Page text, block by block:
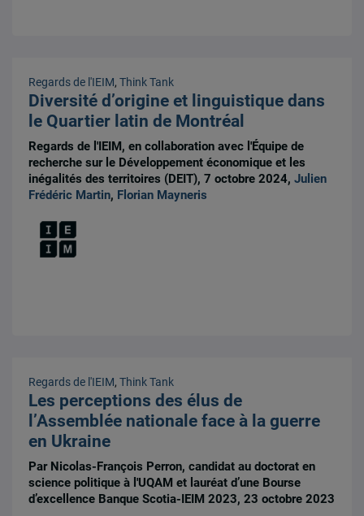
Regards de l'IEIM,Think Tank
Diversité d’origine et linguistique dans
le Quartier latin de Montréal
Regards de l'IEIM, en collaboration avec l'Équipe de
recherche sur le Développement économique et les
inégalités des territoires (DEIT), 7 octobre 2024,Julien
Frédéric Martin, Florian Mayneris
Regards de l'IEIM,Think Tank
Les perceptions des élus de
l’Assemblée nationale face à la guerre
en Ukraine
Par Nicolas-François Perron, candidat au doctorat en
science politique à l'UQAM et lauréat d’une Bourse
d’excellence Banque Scotia-IEIM 2023, 23 octobre 2023